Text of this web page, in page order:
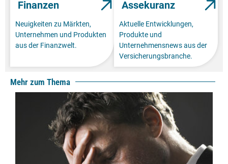
Finanzen
Neuigkeiten zu Märkten,
Unternehmen und Produkten
aus der Finanzwelt.
Assekuranz
Aktuelle Entwicklungen,
Produkte und
Unternehmensnews aus der
Versicherungsbranche.
Mehr zum Thema